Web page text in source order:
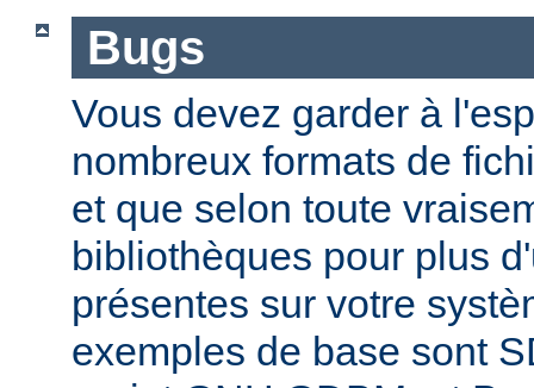
Bugs
Vous devez garder à
nombreux formats de
et que selon toute
bibliothèques pour plus
présentes sur votre
exemples de base sont